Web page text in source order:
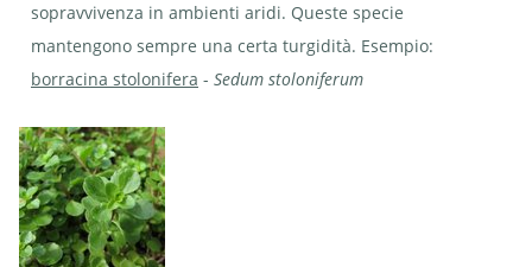
sopravvivenza in ambienti aridi. Queste specie
mantengono sempre una certa turgidità. Esempio:
borracina stolonifera - Sedum stoloniferum